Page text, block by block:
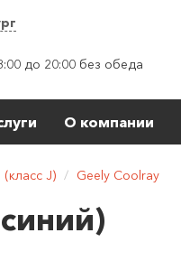
до 20:00 без обеда
О компании
J) / Geely Coolray